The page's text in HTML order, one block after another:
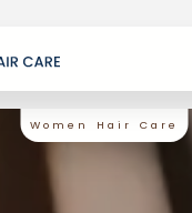
Women Hair Care